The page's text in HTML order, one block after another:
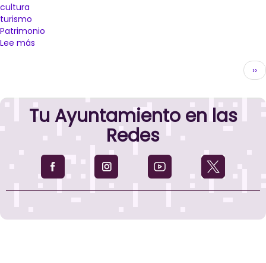
cultura
turismo
Patrimonio
Lee más
Internacional
y
los
programación
››
Tu Ayuntamiento en las
Redes